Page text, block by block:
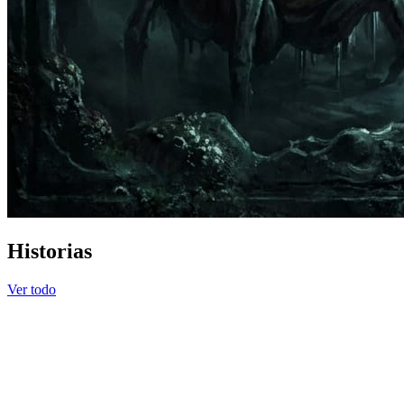
Historias
Ver todo